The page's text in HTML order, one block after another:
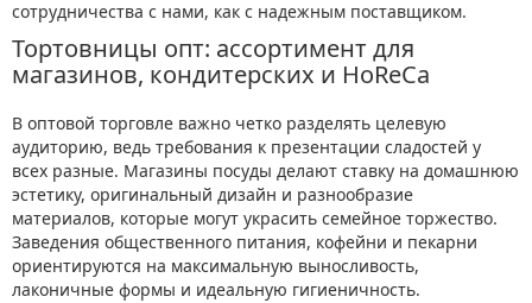
сотрудничества с нами, как с надежным поставщиком.
Тортовницы опт: ассортимент для
магазинов, кондитерских и HoReCa
В оптовой торговле важно четко разделять целевую
аудиторию, ведь требования к презентации сладостей у
всех разные. Магазины посуды делают ставку на домашнюю
эстетику, оригинальный дизайн и разнообразие
материалов, которые могут украсить семейное торжество.
Заведения общественного питания, кофейни и пекарни
ориентируются на максимальную выносливость,
лаконичные формы и идеальную гигиеничность.